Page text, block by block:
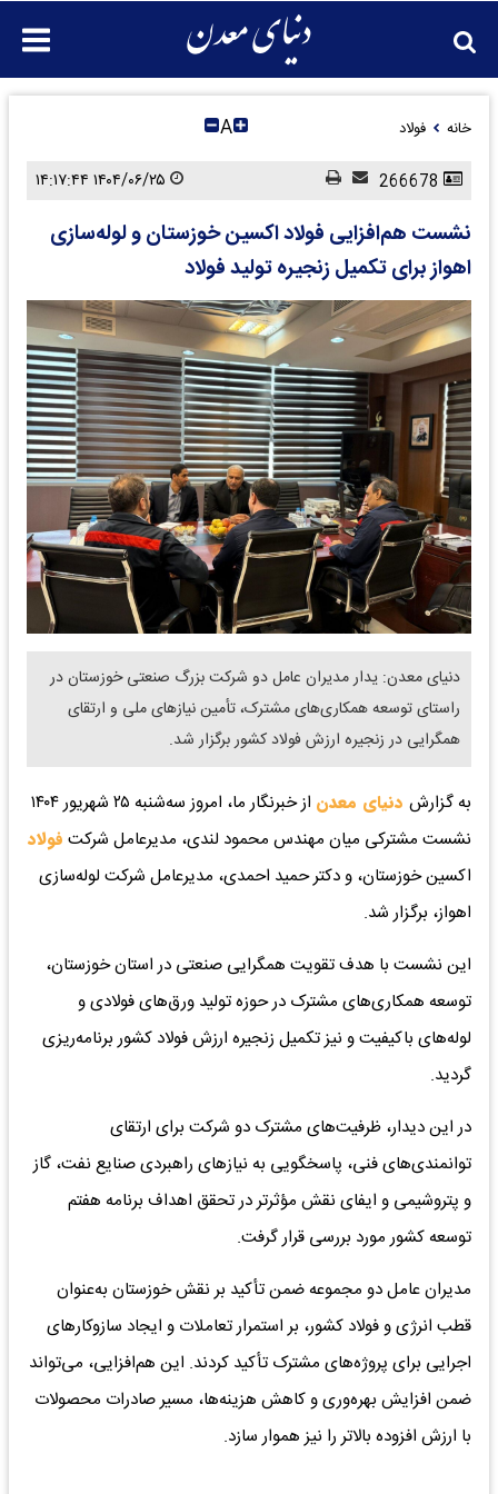
خانه فولاد A
نشست هم‌افزایی فولاد اکسین خوزستان و لوله‌سازی
اهواز برای تکمیل زنجیره تولید فولاد
دنیای معدن: یدار مدیران عامل دو شرکت بزرگ صنعتی خوزستان در
راستای توسعه همکاری‌های مشترک، تأمین نیازهای ملی و ارتقای
همگرایی در زنجیره ارزش فولاد کشور برگزار شد.
به گزارش دنیای معدن
از خبرنگار ما، امروز سه‌شنبه ۲۵ شهریور ۱۴۰۴
نشست مشترکی میان مهندس محمود لندی، مدیرعامل شرکت فولاد
اکسین خوزستان، و دکتر حمید احمدی، مدیرعامل شرکت لوله‌سازی
اهواز، برگزار شد.
این نشست با هدف تقویت همگرایی صنعتی در استان خوزستان،
توسعه همکاری‌های مشترک در حوزه تولید ورق‌های فولادی و
لوله‌های باکیفیت و نیز تکمیل زنجیره ارزش فولاد کشور برنامه‌ریزی
گردید.
در این دیدار، ظرفیت‌های مشترک دو شرکت برای ارتقای
توانمندی‌های فنی، پاسخگویی به نیازهای راهبردی صنایع نفت، گاز
و پتروشیمی و ایفای نقش مؤثرتر در تحقق اهداف برنامه هفتم
توسعه کشور مورد بررسی قرار گرفت.
مدیران عامل دو مجموعه ضمن تأکید بر نقش خوزستان به‌عنوان
قطب انرژی و فولاد کشور، بر استمرار تعاملات و ایجاد سازوکارهای
اجرایی برای پروژه‌های مشترک تأکید کردند. این هم‌افزایی، می‌تواند
ضمن افزایش بهره‌وری و کاهش هزینه‌ها، مسیر صادرات محصولات
با ارزش افزوده بالاتر را نیز هموار سازد.